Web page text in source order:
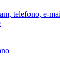
telefono, e-